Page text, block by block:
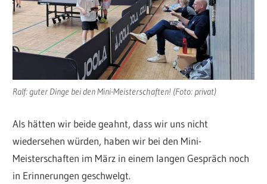
Ralf: guter Dinge bei den Mini-Meisterschaften! (Foto: privat)
Als hätten wir beide geahnt, dass wir uns nicht
wiedersehen würden, haben wir bei den Mini-
Meisterschaften im März in einem langen Gespräch noch
in Erinnerungen geschwelgt.